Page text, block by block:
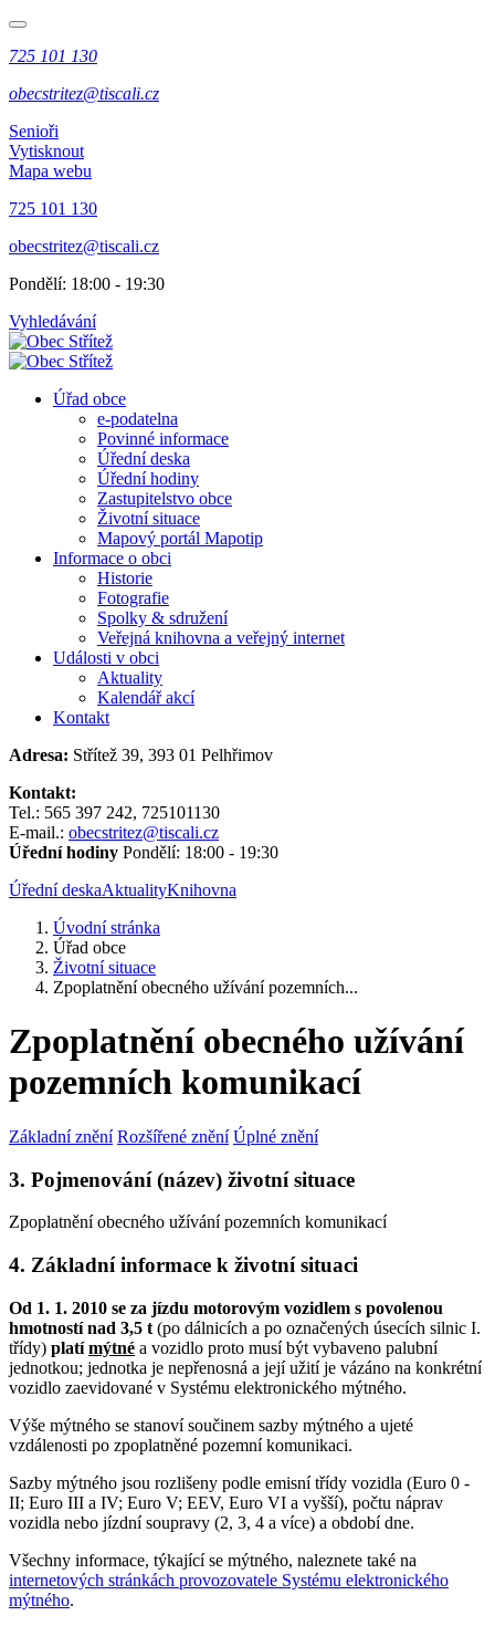
725 101 130
obecstritez@tiscali.cz
Senioři
Vytisknout
Mapa webu
725 101 130
obecstritez@tiscali.cz
Pondělí: 18:00 - 19:30
Vyhledávání
Úřad obce
e-podatelna
Povinné informace
Úřední deska
Úřední hodiny
Zastupitelstvo obce
Životní situace
Mapový portál Mapotip
Informace o obci
Historie
Fotografie
Spolky & sdružení
Veřejná knihovna a veřejný internet
Události v obci
Aktuality
Kalendář akcí
Kontakt
Adresa: Střítež 39, 393 01 Pelhřimov
Kontakt:
Tel.: 565 397 242, 725101130
E-mail.: obecstritez@tiscali.cz
Úřední hodiny Pondělí: 18:00 - 19:30
Úřední deskaAktualityKnihovna
Úvodní stránka
Úřad obce
Životní situace
Zpoplatnění obecného užívání pozemních...
Zpoplatnění obecného užívání
pozemních komunikací
Základní znění Rozšířené znění Úplné znění
3. Pojmenování (název) životní situace
Zpoplatnění obecného užívání pozemních komunikací
4. Základní informace k životní situaci
Od 1. 1. 2010 se za jízdu motorovým vozidlem s povolenou
hmotností nad 3,5 t (po dálnicích a po označených úsecích silnic I.
třídy) platímýtné a vozidlo proto musí být vybaveno palubní
jednotkou; jednotka je nepřenosná a její užití je vázáno na konkrétní
vozidlo zaevidované v Systému elektronického mýtného.
Výše mýtného se stanoví součinem sazby mýtného a ujeté
vzdálenosti po zpoplatněné pozemní komunikaci.
Sazby mýtného jsou rozlišeny podle emisní třídy vozidla (Euro 0 -
II; Euro III a IV; Euro V; EEV, Euro VI a vyšší), počtu náprav
vozidla nebo jízdní soupravy (2, 3, 4 a více) a období dne.
Všechny informace, týkající se mýtného, naleznete také na
internetových stránkách provozovatele Systému elektronického
mýtného.